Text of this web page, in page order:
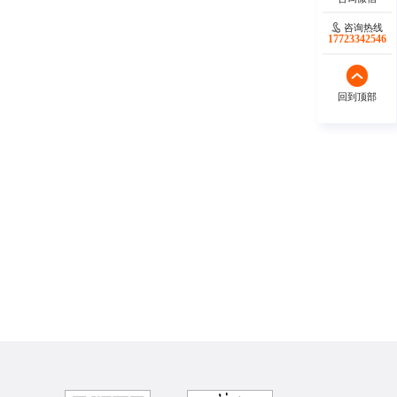
咨询热线
18140119082
回到顶部
咨询热线
17723342546
回到顶部